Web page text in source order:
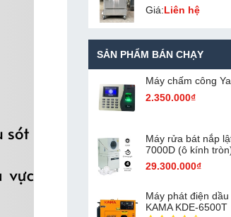
Giá:Liên hệ
SẢN PHẨM BÁN CHẠY
Máy chấm cô​ng
2.350.000₫
Máy rửa bát nắp
7000D (ô kính
29.300.000₫
Máy phát điện
KAMA KDE-6500T